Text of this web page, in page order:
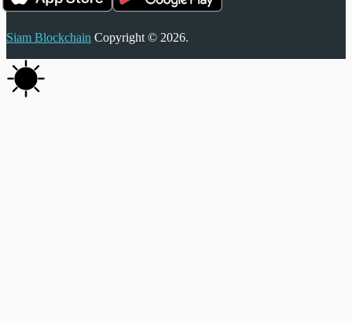
Siam Blockchain Copyright © 2026.